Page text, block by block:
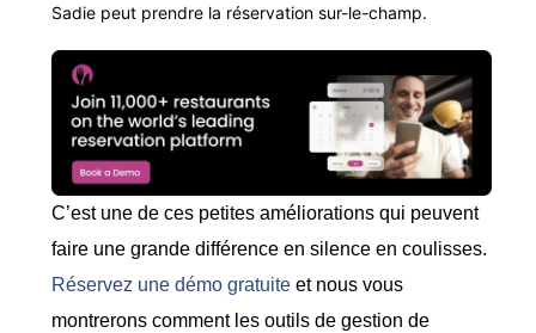
Sadie peut prendre la réservation sur-le-champ.
C’est une de ces petites améliorations qui peuvent
faire une grande différence en silence en coulisses.
Réservez une démo gratuite et nous vous
montrerons comment les outils de gestion de